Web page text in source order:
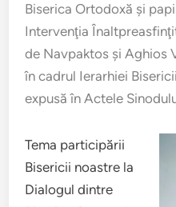
Biserica Ortodoxă şi
Intervenţia
de Navpaktos şi Aghios
în cadrul Ierarhiei
expusă în Actele
Tema participării
Bisericii noastre la
Dialogul dintre